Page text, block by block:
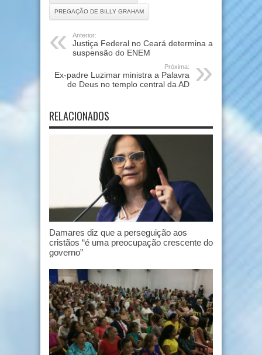
PREGAÇÃO DE BILLY GRAHAM
Anterior:
Justiça Federal no Ceará determina a
suspensão do ENEM
Próxima:
Ex-padre Luzimar ministra a Palavra
de Deus no templo central da AD
RELACIONADOS
Damares diz que a perseguição aos
cristãos “é uma preocupação crescente do
governo”